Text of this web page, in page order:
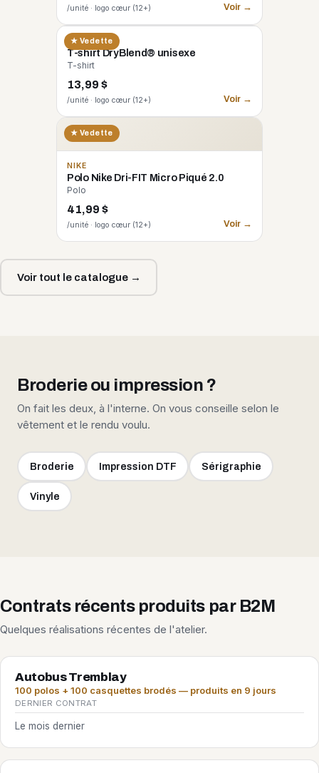
/unité · logo cœur (12+) Voir →
★ Vedette
GILDAN
T-shirt DryBlend® unisexe
T-shirt
13,99 $
/unité · logo cœur (12+) Voir →
★ Vedette
NIKE
Polo Nike Dri-FIT Micro Piqué 2.0
Polo
41,99 $
/unité · logo cœur (12+) Voir →
Voir tout le catalogue →
Broderie ou impression ?
On fait les deux, à l'interne. On vous conseille selon le
vêtement et le rendu voulu.
Broderie Impression DTF Sérigraphie
Vinyle
Contrats récents produits par B2M
Quelques réalisations récentes de l'atelier.
Autobus Tremblay
100 polos + 100 casquettes brodés — produits en 9 jours
DERNIER CONTRAT
Le mois dernier